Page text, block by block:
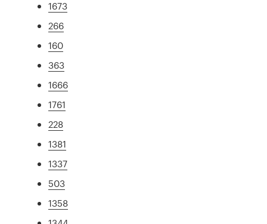
1673
266
160
363
1666
1761
228
1381
1337
503
1358